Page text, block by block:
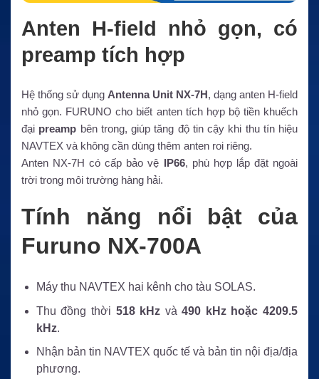
Anten H-field nhỏ gọn, có
preamp tích hợp
Hệ thống sử dụng Antenna Unit NX-7H, dạng anten H-field
nhỏ gọn. FURUNO cho biết anten tích hợp bộ tiền khuếch
đại preamp bên trong, giúp tăng độ tin cậy khi thu tín hiệu
NAVTEX và không cần dùng thêm anten roi riêng.
Anten NX-7H có cấp bảo vệ IP66, phù hợp lắp đặt ngoài
trời trong môi trường hàng hải.
Tính năng nổi bật của
Furuno NX-700A
Máy thu NAVTEX hai kênh cho tàu SOLAS.
Thu đồng thời 518 kHz và490 kHz hoặc 4209.5
kHz.
Nhận bản tin NAVTEX quốc tế và bản tin nội địa/địa
phương.